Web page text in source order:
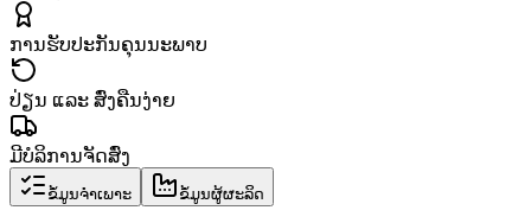
ການຮັບປະກັນຄຸນນະພາບ
ປ່ຽນ ແລະ ສົ່ງຄືນງ່າຍ
ມີບໍລິການຈັດສົ່ງ
ຂໍ້ມູນຈຳເພາະ ຂໍ້ມູນຜູ້ຜະລິດ